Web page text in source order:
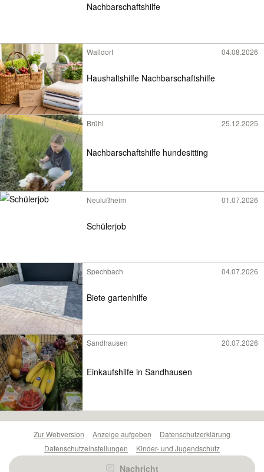
Nachbarschaftshilfe
Walldorf 04.08.2026
Haushaltshilfe Nachbarschaftshilfe
Brühl 25.12.2025
Nachbarschaftshilfe hundesitting
Neulußheim 01.07.2026
Schülerjob
Spechbach 04.07.2026
Biete gartenhilfe
Sandhausen 20.07.2026
Einkaufshilfe in Sandhausen
Nachricht
Zur Webversion Anzeige aufgeben
Datenschutzerklärung
Datenschutzeinstellungen
Kinder- und Jugendschutz
Barrierefreiheitserklärung